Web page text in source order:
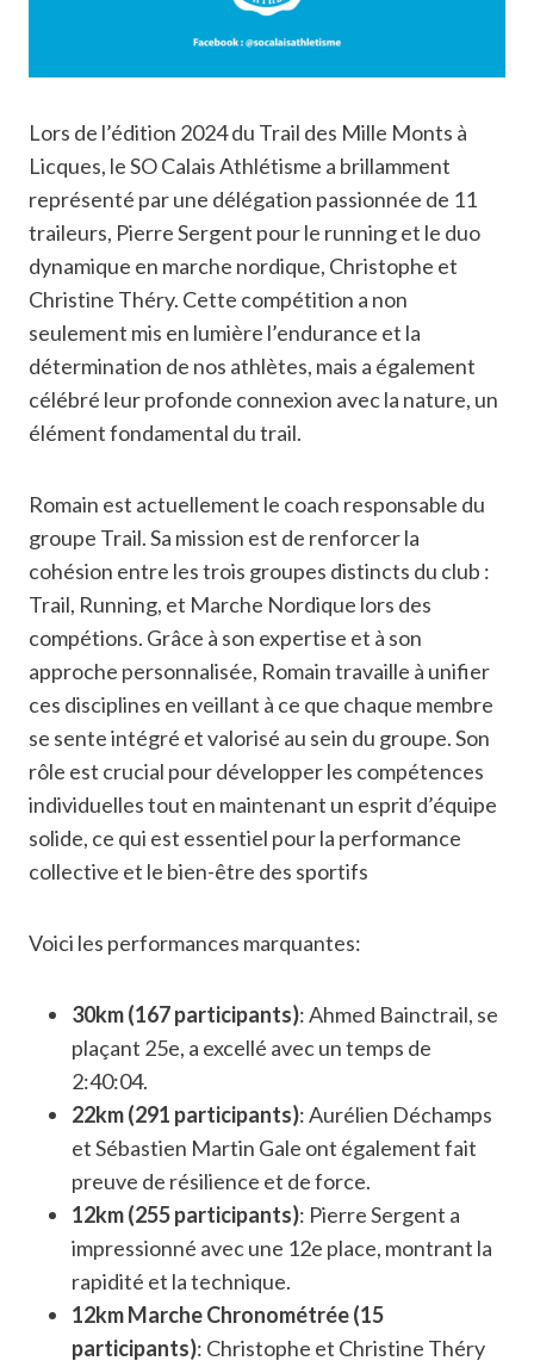
Lors de l’édition 2024 du Trail des Mille Monts à
Licques, le SO Calais Athlétisme a brillamment
représenté par une délégation passionnée de 11
traileurs, Pierre Sergent pour le running et le duo
dynamique en marche nordique, Christophe et
Christine Théry. Cette compétition a non
seulement mis en lumière l’endurance et la
détermination de nos athlètes, mais a également
célébré leur profonde connexion avec la nature, un
élément fondamental du trail.
Romain est actuellement le coach responsable du
groupe Trail. Sa mission est de renforcer la
cohésion entre les trois groupes distincts du club :
Trail, Running, et Marche Nordique lors des
compétions. Grâce à son expertise et à son
approche personnalisée, Romain travaille à unifier
ces disciplines en veillant à ce que chaque membre
se sente intégré et valorisé au sein du groupe. Son
rôle est crucial pour développer les compétences
individuelles tout en maintenant un esprit d’équipe
solide, ce qui est essentiel pour la performance
collective et le bien-être des sportifs
Voici les performances marquantes:
30km (167 participants): Ahmed Bainctrail, se
plaçant 25e, a excellé avec un temps de
2:40:04.
22km (291 participants): Aurélien Déchamps
et Sébastien Martin Gale ont également fait
preuve de résilience et de force.
12km (255 participants): Pierre Sergent a
impressionné avec une 12e place, montrant la
rapidité et la technique.
12km Marche Chronométrée (15
participants): Christophe et Christine Théry